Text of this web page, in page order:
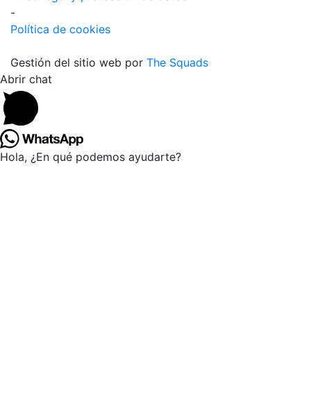
-
Política de cookies
Gestión del sitio web por The Squads
Abrir chat
Hola, ¿En qué podemos ayudarte?